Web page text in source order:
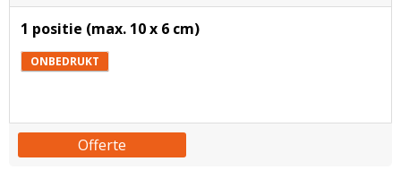
1 positie (max. 10 x 6 cm)
ONBEDRUKT
Offerte